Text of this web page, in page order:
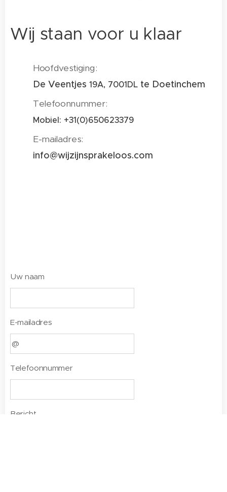
Wij staan voor u klaar
Hoofdvestiging:
De Veentjes 19A, 7001DL te Doetinchem
Telefoonnummer:
Mobiel: +31(0)650623379
E-mailadres:
info@wijzijnsprakeloos.com
Uw naam
E-mailadres
Telefoonnummer
Bericht